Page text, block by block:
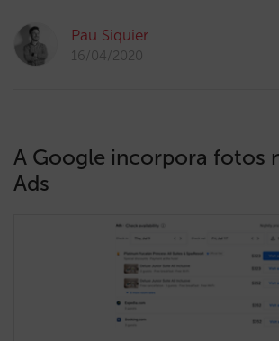
Pau Siquier
16/04/2020
A Google incorpora fotos
Ads